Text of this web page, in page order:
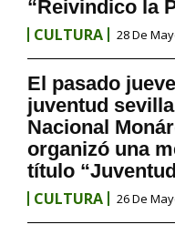
“Reivindico la
CULTURA 28 De
El pasado
juventud
Nacional
organizó una
título
CULTURA 26 De